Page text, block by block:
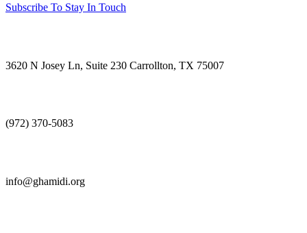
Subscribe To Stay In Touch
3620 N Josey Ln, Suite 230 Carrollton, TX 75007
(972) 370-5083
info@ghamidi.org